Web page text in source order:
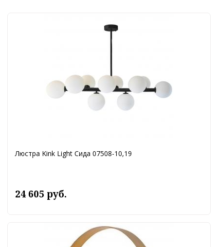
Люстра Kink Light Сида 07508-10,19
24 605 руб.